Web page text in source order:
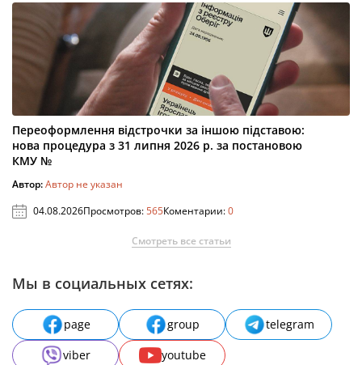
Переоформлення відстрочки за іншою підставою:
нова процедура з 31 липня 2026 р. за постановою
КМУ №
Автор:Автор не указан
04.08.2026Просмотров:565Коментарии:0
Смотреть все статьи
Мы в социальных сетях:
page group
telegram
viber
youtube